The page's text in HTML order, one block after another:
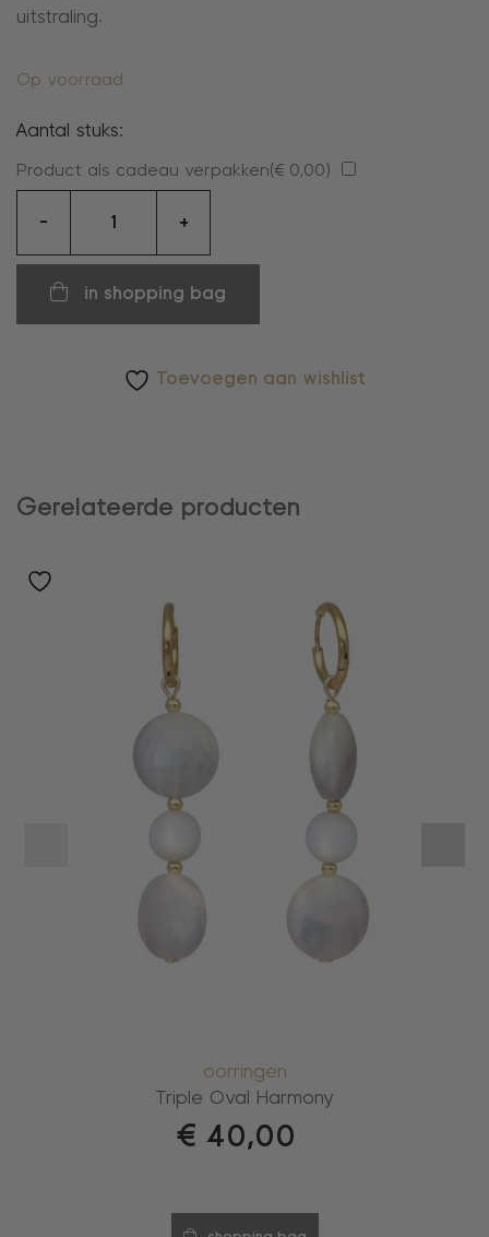
uitstraling.
Op voorraad
Aantal stuks:
Product als cadeau verpakken(€ 0,00)
-
aantal
+
in shopping bag
Toevoegen aan wishlist
Gerelateerde producten
oorringen
Triple Oval Harmony
€ 40,00